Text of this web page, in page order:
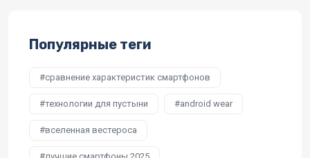
Популярные теги
сравнение характеристик смартфонов
технологии для пустыни android wear
вселенная вестероса